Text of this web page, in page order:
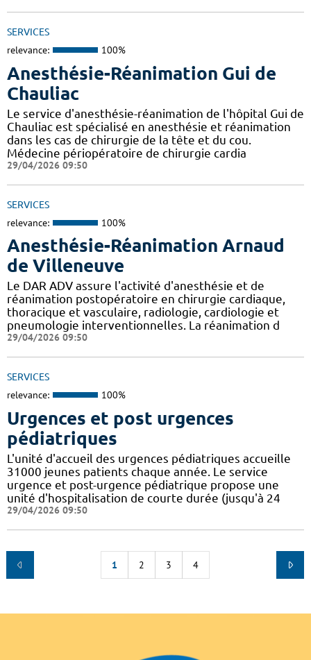
SERVICES
relevance: 100%
Anesthésie-Réanimation Gui de
Chauliac
Le service d'anesthésie-réanimation de l'hôpital Gui de
Chauliac est spécialisé en anesthésie et réanimation
dans les cas de chirurgie de la tête et du cou.
Médecine périopératoire de chirurgie cardia
29/04/2026 09:50
SERVICES
relevance: 100%
Anesthésie-Réanimation Arnaud
de Villeneuve
Le DAR ADV assure l'activité d'anesthésie et de
réanimation postopératoire en chirurgie cardiaque,
thoracique et vasculaire, radiologie, cardiologie et
pneumologie interventionnelles. La réanimation d
29/04/2026 09:50
SERVICES
relevance: 100%
Urgences et post urgences
pédiatriques
L'unité d'accueil des urgences pédiatriques accueille
31000 jeunes patients chaque année. Le service
urgence et post-urgence pédiatrique propose une
unité d'hospitalisation de courte durée (jusqu'à 24
29/04/2026 09:50
1 2 3 4